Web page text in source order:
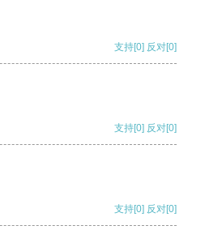
支持[0] 反对[0]
支持[0] 反对[0]
支持[0] 反对[0]